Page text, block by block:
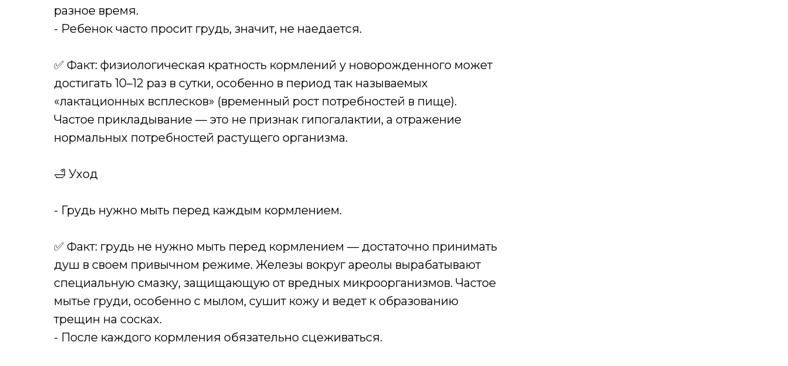
разное время.
- Ребенок часто просит грудь, значит, не наедается.
✅ Факт: физиологическая кратность кормлений у новорожденного может
достигать 10–12 раз в сутки, особенно в период так называемых
«лактационных всплесков» (временный рост потребностей в пище).
Частое прикладывание — это не признак гипогалактии, а отражение
нормальных потребностей растущего организма.
🛁 Уход
- Грудь нужно мыть перед каждым кормлением.
✅ Факт: грудь не нужно мыть перед кормлением — достаточно принимать
душ в своем привычном режиме. Железы вокруг ареолы вырабатывают
специальную смазку, защищающую от вредных микроорганизмов. Частое
мытье груди, особенно с мылом, сушит кожу и ведет к образованию
трещин на сосках.
- После каждого кормления обязательно сцеживаться.